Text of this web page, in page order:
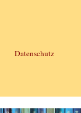
Datenschutz